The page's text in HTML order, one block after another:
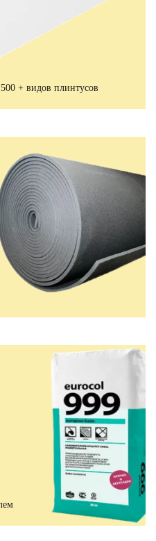
500 + видов плинтусов